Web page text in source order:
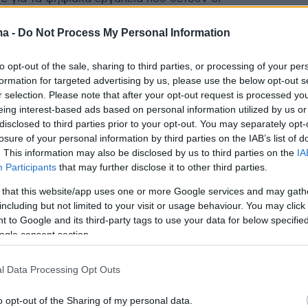
- Do Not Process My Personal Information
opt-out of the sale, sharing to third parties, or processing of your
for targeted advertising by us, please use the below opt-out
selection. Please note that after your opt-out request is processed
interest-based ads based on personal information utilized by us
to third parties prior to your opt-out. You may separately
of your personal information by third parties on the IAB’s list of
This information may also be disclosed by us to third parties on the
Participants that may further disclose it to other third parties.
that this website/app uses one or more Google services and may
but not limited to your visit or usage behaviour. You may
to Google and its third-party tags to use your data for below
consent section.
Data Processing Opt Outs
opt-out of the Sharing of my personal data.
εξυπηρέτησή τους
οι καταγγελίες στην ΕΕΤΤ
από μεγάλες
πλατφόρμες
να καταγγείλουν τον πάροχο είτε μέσω του
της Εθνική Επιτροπή Τηλεπικοινωνιών και
1
είχε τη μεγαλύτερη
στο δείκτη ψηφιακής